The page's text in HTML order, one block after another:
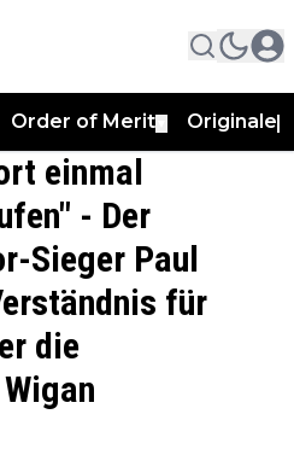
Order of Merit Originale
einmal
- Der
Sieger Paul
für
die